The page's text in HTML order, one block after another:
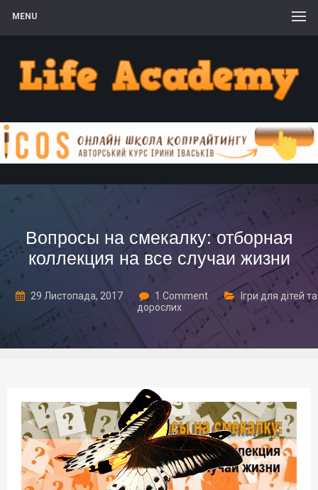
MENU
Вопросы на смекалку: отборная
коллекция на все случаи жизни
29 Листопада, 2017 1 Comment
Ігри для дітей та
дорослих